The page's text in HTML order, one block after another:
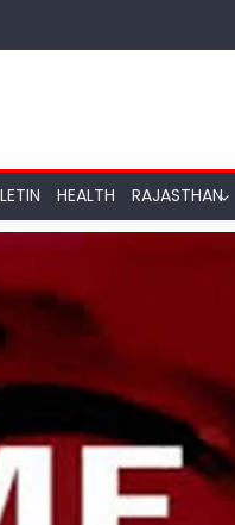
HEALTH RAJASTHAN